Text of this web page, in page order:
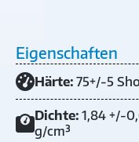
Eigenschaften
Härte: 75+/-5
Dichte: 1,84 +/-
g/cm³